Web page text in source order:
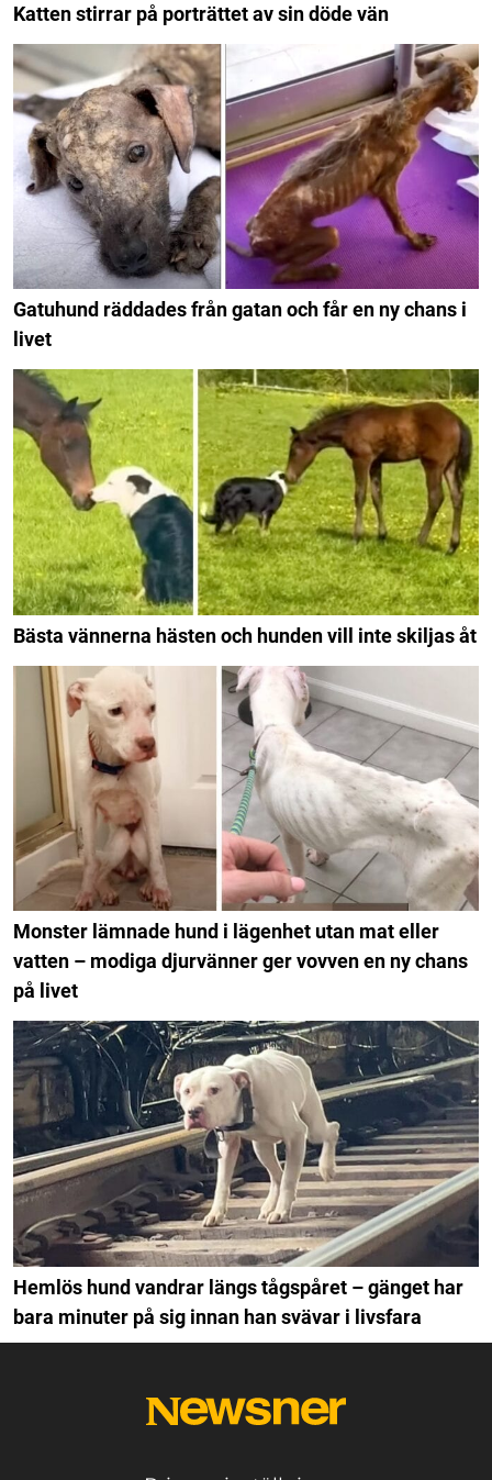
Katten stirrar på porträttet av sin döde vän
Gatuhund räddades från gatan och får en ny chans i
livet
Bästa vännerna hästen och hunden vill inte skiljas åt
Monster lämnade hund i lägenhet utan mat eller
vatten – modiga djurvänner ger vovven en ny chans
på livet
Hemlös hund vandrar längs tågspåret – gänget har
bara minuter på sig innan han svävar i livsfara